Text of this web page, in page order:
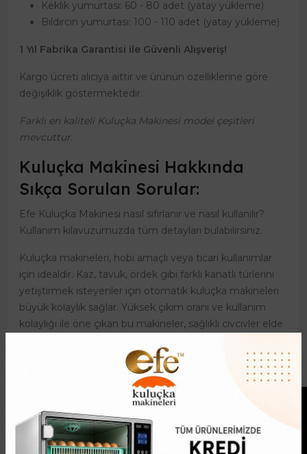
Keklik yumurtası: 60 - 80 adet (yatay yükleme)
Bıldırcın yumurtası: 100 - 110 adet (yatay yükleme)
1 Yıl Fabrika Garantisi ile Güvenli Alışveriş!
Kargo ücreti alıcıya aittir ve ürünün özelliklerine göre
değişiklik göstermektedir.
Farklı en kaliteli Kuluçka Makinesi model çeşitleri
mevcuttur.
Kuluçka Makinesi Hakkında
Sıkça Sorulan Sorular:
Efe Kuluçka Makinesi nasıl sıfırlanır ve nasıl kullanılır?
Kullanım kılavuzumuzda tüm detayları bulabilirsiniz.
Kuluçka makineleri, hobi amaçlı veya ticari kullanımlar
için idealdir. Kaz, tavuk, ördek gibi farklı kanatlı türlerini
yetiştirmek isteyenler için otomatik kuluçka makineleri
büyük kolaylık sağlar. Yüksek çıkım oranı ve kullanım
kolaylığı ile öne çıkan bu makineler, sağlıklı civcivler elde
Kuluçka Makinesi Kurulum Videosu: